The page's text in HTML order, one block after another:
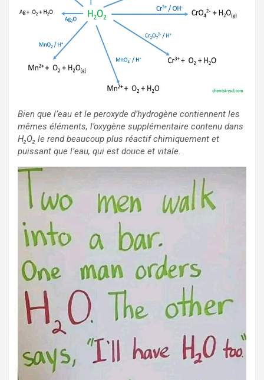
Bien que l’eau et le peroxyde d’hydrogène contiennent les
mêmes éléments, l’oxygène supplémentaire contenu dans
H₂O₂ le rend beaucoup plus réactif chimiquement et
puissant que l’eau, qui est douce et vitale.